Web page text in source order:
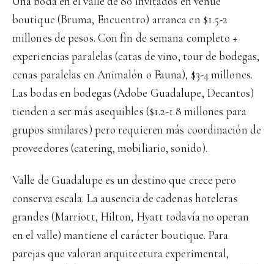
boutique (Bruma, Encuentro) arranca en $1.5-2
millones de pesos. Con fin de semana completo +
experiencias paralelas (catas de vino, tour de bodegas,
cenas paralelas en Animalón o Fauna), $3-4 millones.
Las bodas en bodegas (Adobe Guadalupe, Decantos)
tienden a ser más asequibles ($1.2-1.8 millones para
grupos similares) pero requieren más coordinación de
proveedores (catering, mobiliario, sonido).
Valle de Guadalupe es un destino que crece pero
conserva escala. La ausencia de cadenas hoteleras
grandes (Marriott, Hilton, Hyatt todavía no operan
en el valle) mantiene el carácter boutique. Para
parejas que valoran arquitectura experimental,